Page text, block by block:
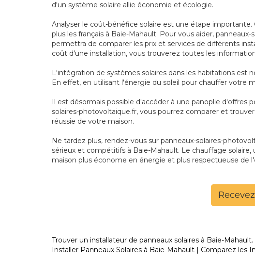
d'un système solaire allie économie et écologie.
Analyser le coût-bénéfice solaire est une étape
plus les français à Baie-Mahault. Pour vous aider,
permettra de comparer les prix et services de différents
coût d'une installation, vous trouverez toutes les
L'intégration de systèmes solaires dans les habitations
En effet, en utilisant l'énergie du soleil pour chauffer votre
Il est désormais possible d'accéder à une panoplie d'offres
solaires-photovoltaique.fr, vous pourrez comparer et
réussie de votre maison.
Ne tardez plus, rendez-vous sur panneaux-solaires-
sérieux et compétitifs à Baie-Mahault. Le chauffage
maison plus économe en énergie et plus respectueuse de
Trouver un installateur de panneaux solaires à Baie-Mahault.
Installer Panneaux Solaires à Baie-Mahault | Comparez les